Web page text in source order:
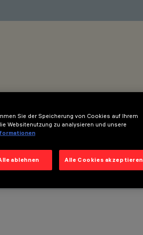
Sie der Speicherung von Cookies auf Ihrem
Websitenutzung zu analysieren und unsere
ablehnen Alle Cookies akzeptieren